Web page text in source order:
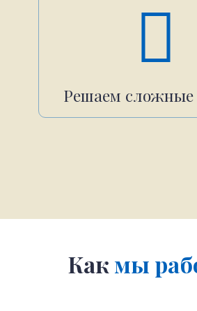
Решаем сложные
Какмы